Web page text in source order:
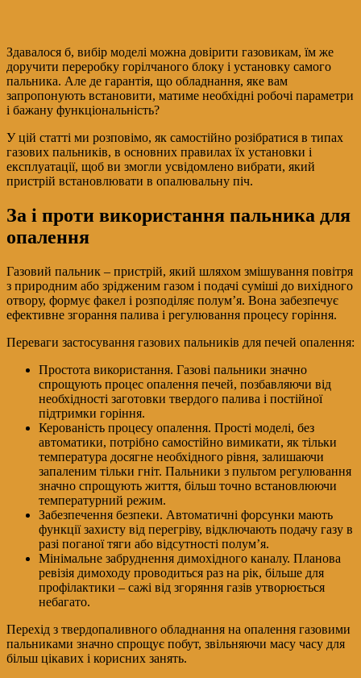
Здавалося б, вибір моделі можна довірити газовикам, їм же
доручити переробку горілчаного блоку і установку самого
пальника. Але де гарантія, що обладнання, яке вам
запропонують встановити, матиме необхідні робочі параметри
і бажану функціональність?
У цій статті ми розповімо, як самостійно розібратися в типах
газових пальників, в основних правилах їх установки і
експлуатації, щоб ви змогли усвідомлено вибрати, який
пристрій встановлювати в опалювальну піч.
За і проти використання пальника для
опалення
Газовий пальник – пристрій, який шляхом змішування повітря
з природним або зрідженим газом і подачі суміші до вихідного
отвору, формує факел і розподіляє полум’я. Вона забезпечує
ефективне згорання палива і регулювання процесу горіння.
Переваги застосування газових пальників для печей опалення:
Простота використання. Газові пальники значно
спрощують процес опалення печей, позбавляючи від
необхідності заготовки твердого палива і постійної
підтримки горіння.
Керованість процесу опалення. Прості моделі, без
автоматики, потрібно самостійно вимикати, як тільки
температура досягне необхідного рівня, залишаючи
запаленим тільки гніт. Пальники з пультом регулювання
значно спрощують життя, більш точно встановлюючи
температурний режим.
Забезпечення безпеки. Автоматичні форсунки мають
функції захисту від перегріву, відключають подачу газу в
разі поганої тяги або відсутності полум’я.
Мінімальне забруднення димохідного каналу. Планова
ревізія димоходу проводиться раз на рік, більше для
профілактики – сажі від згоряння газів утворюється
небагато.
Перехід з твердопаливного обладнання на опалення газовими
пальниками значно спрощує побут, звільняючи масу часу для
більш цікавих і корисних занять.